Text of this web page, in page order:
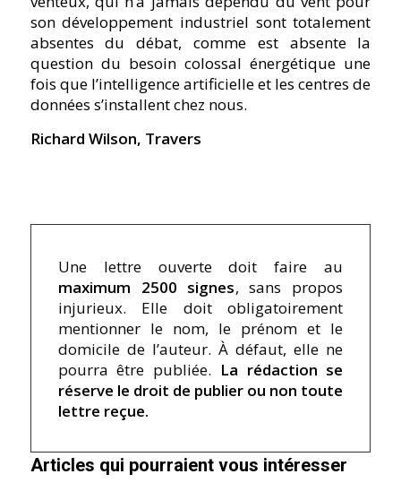
son développement industriel sont totalement
absentes du débat, comme est absente la
question du besoin colossal énergétique une
fois que l’intelligence artificielle et les centres de
données s’installent chez nous.
Richard Wilson, Travers
Une lettre ouverte doit faire au
maximum 2500 signes, sans propos
injurieux. Elle doit obligatoirement
mentionner le nom, le prénom et le
domicile de l’auteur. À défaut, elle ne
pourra être publiée. La rédaction se
réserve le droit de publier ou non toute
lettre reçue.
Articles qui pourraient vous intéresser